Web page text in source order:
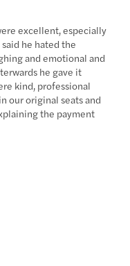
excellent, especially
he hated the
and emotional and
he gave it
kind, professional
our original seats and
the payment